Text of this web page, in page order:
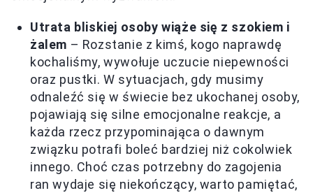
Utrata bliskiej osoby wiąże się z szokiem i
żalem – Rozstanie z kimś, kogo naprawdę
kochaliśmy, wywołuje uczucie niepewności
oraz pustki. W sytuacjach, gdy musimy
odnaleźć się w świecie bez ukochanej osoby,
pojawiają się silne emocjonalne reakcje, a
każda rzecz przypominająca o dawnym
związku potrafi boleć bardziej niż cokolwiek
innego. Choć czas potrzebny do zagojenia
ran wydaje się niekończący, warto pamiętać,